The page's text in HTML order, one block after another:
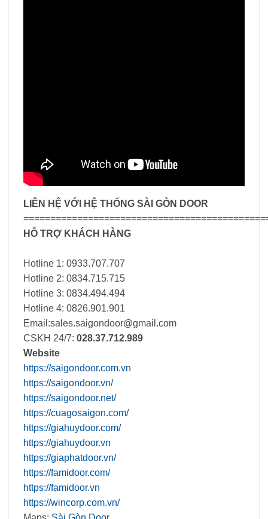
LIÊN HỆ VỚI HỆ THỐNG SÀI GÒN DOOR
HỖ TRỢ KHÁCH HÀNG
Hotline 1: 0933.707.707
Hotline 2: 0834.715.715
Hotline 3: 0834.494.494
Hotline 4: 0826.901.901
Email:sales.saigondoor@gmail.com
CSKH 24/7: 028.37.712.989
Website
https://saigondoor.com.vn
https://saigondoor.vn/
https://saigondoor.net/
https://cuagosaigon.com/
https://giahuydoor.com/
https://giahuydoor.vn
https://giaphatdoor.vn/
https://famidoor.com/
https://famidoor.vn
https://wincorp.com.vn/